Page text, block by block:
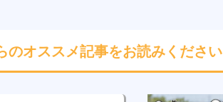
のオススメ記事をお読みください